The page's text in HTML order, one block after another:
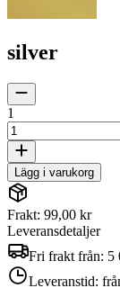
silver
1
Lägg i varukorg
Frakt: 99,00 kr
Leveransdetaljer
Fri frakt från: 5
Leveranstid: